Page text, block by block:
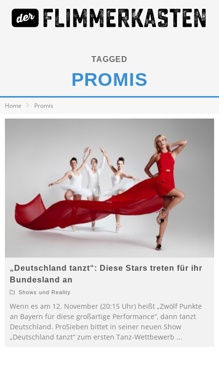
TAGGED
PROMIS
Home Promis
„Deutschland tanzt“: Diese Stars treten für ihr
Bundesland an
Shows und Reality
Wenn es am 12. November (20:15 Uhr) heißt „Zwölf Punkte
an Bayern für diese großartige Performance“, dann tanzt
Deutschland. ProSieben bittet in seiner neuen Show
„Deutschland tanzt“ zum ersten Tanz-Wettbewerb ...